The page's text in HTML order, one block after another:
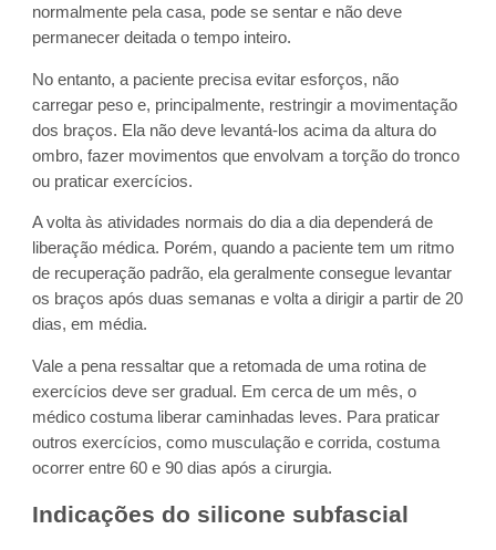
normalmente pela casa, pode se sentar e não deve
permanecer deitada o tempo inteiro.
No entanto, a paciente precisa evitar esforços, não
carregar peso e, principalmente, restringir a movimentação
dos braços. Ela não deve levantá-los acima da altura do
ombro, fazer movimentos que envolvam a torção do tronco
ou praticar exercícios.
A volta às atividades normais do dia a dia dependerá de
liberação médica. Porém, quando a paciente tem um ritmo
de recuperação padrão, ela geralmente consegue levantar
os braços após duas semanas e volta a dirigir a partir de 20
dias, em média.
Vale a pena ressaltar que a retomada de uma rotina de
exercícios deve ser gradual. Em cerca de um mês, o
médico costuma liberar caminhadas leves. Para praticar
outros exercícios, como musculação e corrida, costuma
ocorrer entre 60 e 90 dias após a cirurgia.
Indicações do silicone subfascial